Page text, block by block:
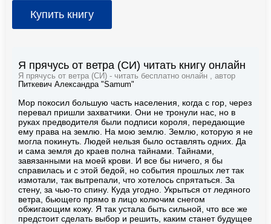
Купить книгу
Я прячусь от ветра (СИ) читать книгу онлайн
Я прячусь от ветра (СИ) - читать бесплатно онлайн , автор
Питкевич Александра "Samum"
Мор покосил большую часть населения, когда с гор, через
перевал пришли захватчики. Они не тронули нас, но в
руках предводителя были подписи короля, передающие
ему права на землю. На мою землю. Землю, которую я не
могла покинуть. Людей нельзя было оставлять одних. Да
и сама земля до краев полна тайнами. Тайнами,
завязанными на моей крови. И все бы ничего, я бы
справилась и с этой бедой, но события прошлых лет так
измотали, так вытрепали, что хотелось спрятаться. За
стену, за чью-то спину. Куда угодно. Укрыться от ледяного
ветра, бьющего прямо в лицо колючим снегом
обжигающим кожу. Я так устала быть сильной, что все же
предстоит сделать выбор и решить, каким станет будущее